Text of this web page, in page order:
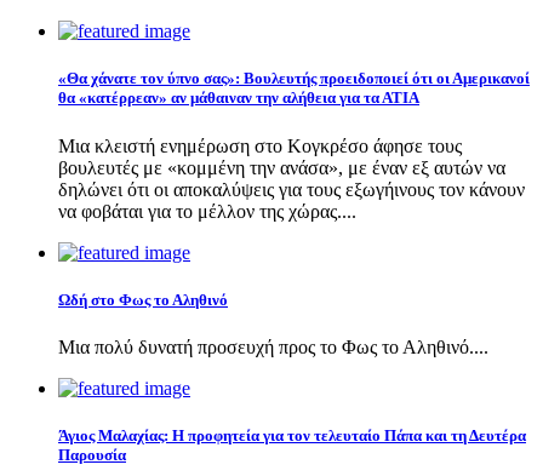
«Θα χάνατε τον ύπνο σας»: Βουλευτής προειδοποιεί ότι οι Αμερικανοί
θα «κατέρρεαν» αν μάθαιναν την αλήθεια για τα ΑΤΙΑ
Μια κλειστή ενημέρωση στο Κογκρέσο άφησε τους
βουλευτές με «κομμένη την ανάσα», με έναν εξ αυτών να
δηλώνει ότι οι αποκαλύψεις για τους εξωγήινους τον κάνουν
να φοβάται για το μέλλον της χώρας....
Ωδή στο Φως το Αληθινό
Μια πολύ δυνατή προσευχή προς το Φως το Αληθινό....
Άγιος Μαλαχίας: Η προφητεία για τον τελευταίο Πάπα και τη Δευτέρα
Παρουσία